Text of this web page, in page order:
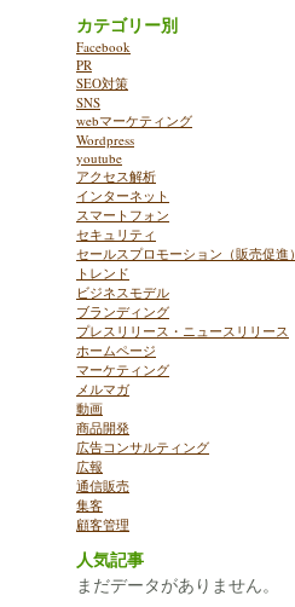
カテゴリー別
Facebook
PR
SEO対策
SNS
webマーケティング
Wordpress
youtube
アクセス解析
インターネット
スマートフォン
セキュリティ
セールスプロモーション（販売促進）
トレンド
ビジネスモデル
ブランディング
プレスリリース・ニュースリリース
ホームページ
マーケティング
メルマガ
動画
商品開発
広告コンサルティング
広報
通信販売
集客
顧客管理
人気記事
まだデータがありません。